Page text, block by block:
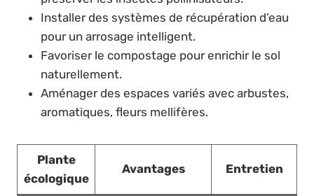
Installer des systèmes de récupération d’eau
pour un arrosage intelligent.
Favoriser le compostage pour enrichir le sol
naturellement.
Aménager des espaces variés avec arbustes,
aromatiques, fleurs mellifères.
Plante
écologique
Avantages Entretien